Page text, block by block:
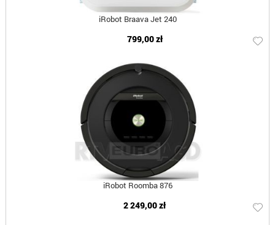
iRobot Braava Jet 240
799,00 zł
iRobot Roomba 876
2 249,00 zł